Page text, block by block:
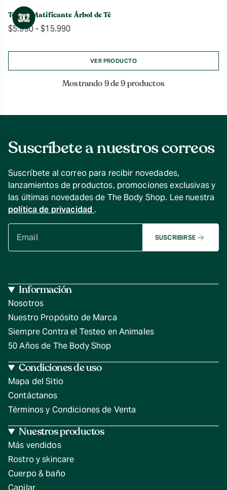
$15.990
Tónico Matificante Árbol de Té
$5.990- $15.990Rango
precios:
desde
$5.990
hasta
VER PRODUCTO
Mostrando 9 de 9 productos
Suscríbete a nuestros correos
Suscríbete al correo para recibir novedades,
lanzamientos de productos, promociones exclusivas y
las últimas novedades de The Body Shop. Lee nuestra
política de privacidad .
SUSCRIBIRSE
Información
Nosotros
Nuestro Propósito de Marca
Siempre Contra el Testeo en Animales
50 Años de The Body Shop
Condiciones de uso
Mapa del Sitio
Contáctanos
Términos y Condiciones de Venta
Nuestros productos
Más vendidos
Rostro y skincare
Cuerpo & baño
Capilar